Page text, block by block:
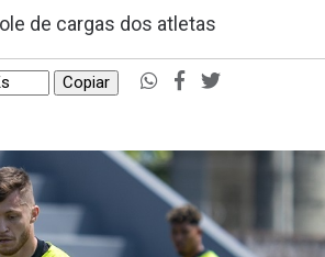
de cargas dos atletas
Copiar